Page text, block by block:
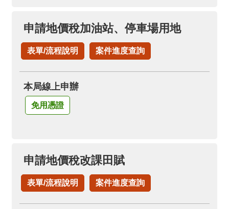
申請地價稅加油站、停車場用地
表單/流程說明 案件進度查詢
本局線上申辦
免用憑證
申請地價稅改課田賦
表單/流程說明 案件進度查詢